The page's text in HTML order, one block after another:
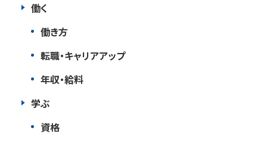
働く
働き方
転職・キャリアアップ
年収・給料
学ぶ
資格